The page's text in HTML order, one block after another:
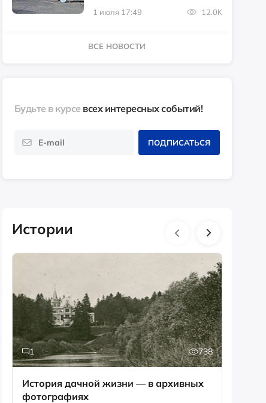
1 июля 17:49 12.0K
ВСЕ НОВОСТИ
Будьте в курсе всех интересных событий!
ПОДПИСАТЬСЯ
Истории
1 738
История дачной жизни — в архивных
фотографиях